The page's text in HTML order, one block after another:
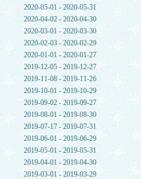
2020-05-01 - 2020-05-31
2020-04-02 - 2020-04-30
2020-03-01 - 2020-03-30
2020-02-03 - 2020-02-29
2020-01-01 - 2020-01-27
2019-12-05 - 2019-12-27
2019-11-08 - 2019-11-26
2019-10-01 - 2019-10-29
2019-09-02 - 2019-09-27
2019-08-01 - 2019-08-30
2019-07-17 - 2019-07-31
2019-06-01 - 2019-06-29
2019-05-01 - 2019-05-31
2019-04-01 - 2019-04-30
2019-03-01 - 2019-03-29